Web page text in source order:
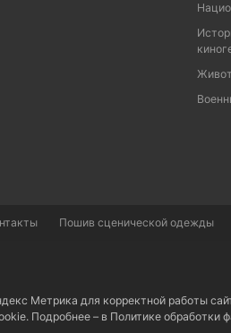
Пошив сценической одежды
Метрика для корректной работы
Подробнее – в Политике обработки